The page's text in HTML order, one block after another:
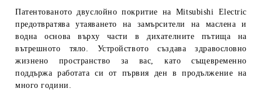
Патентованото двуслойно покритие на Mitsubishi Electric
предотвратява утаяването на замърсители на маслена и
водна основа върху части в дихателните пътища на
вътрешното тяло.
Устройството създава здравословно
жизнено пространство за вас, като същевременно
поддържа работата си от първия ден в продължение на
много години.